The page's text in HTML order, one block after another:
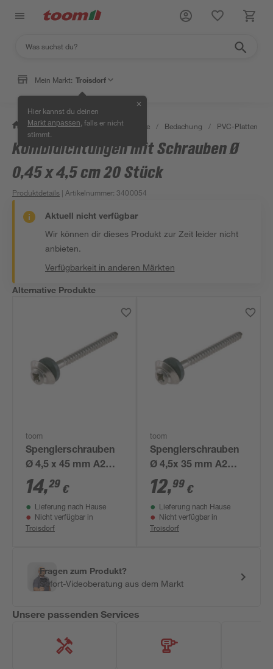
Mein Markt: Troisdorf
Hier kannst du deinen
Markt anpassen , falls er nicht
stimmt.
✕
/ Bauen & Renovieren / Baustoffe / Bedachung / PVC-Platten
Kombidichtungen mit Schrauben Ø
0,45 x 4,5 cm 20 Stück
Produktdetails | Artikelnummer:3400054
Aktuell nicht verfügbar
Wir können dir dieses Produkt zur Zeit leider nicht
anbieten.
Verfügbarkeit in anderen Märkten
Alternative Produkte
toom
Spenglerschrauben
Ø 4,5 x 45 mm A2
DIN 7995 25 Stück
14,29 €
Lieferung nach Hause
Nicht verfügbar in
Troisdorf
toom
Spenglerschrauben
Ø 4,5x 35 mm A2
DIN 7995 25 Stück
12,99 €
Lieferung nach Hause
Nicht verfügbar in
Troisdorf
Fragen zum Produkt?
Sofort-Videoberatung aus dem Markt
Unsere passenden Services